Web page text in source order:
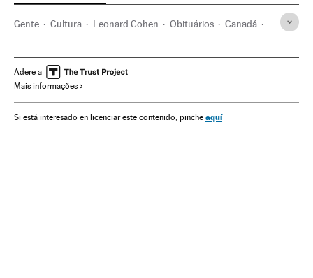
Gente Cultura Leonard Cohen Obituários Canadá
Acontecimentos América
Adere a
Mais informações
Si está interesado en licenciar este contenido, pinche aquí